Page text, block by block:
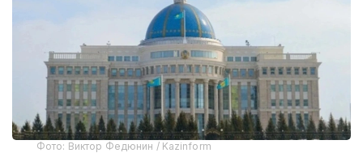
Фото: Виктор Федюнин / Kazinform